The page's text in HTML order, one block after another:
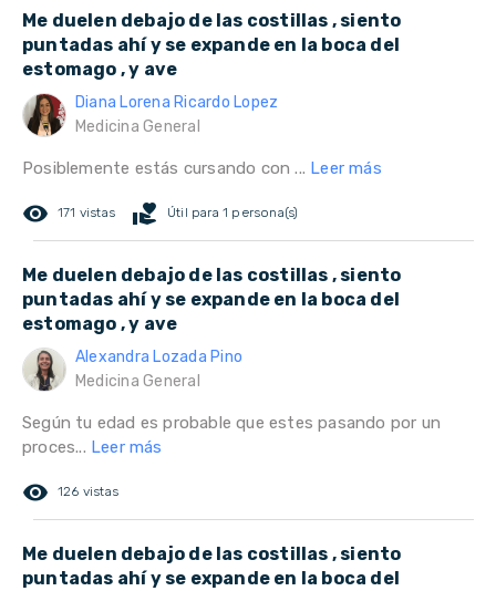
Me duelen debajo de las costillas , siento
puntadas ahí y se expande en la boca del
estomago , y ave
Diana Lorena Ricardo Lopez
Medicina General
Posiblemente estás cursando con ... Leer más
remove_red_eye 171 vistas volunteer_activism Útil para 1 persona(s)
Me duelen debajo de las costillas , siento
puntadas ahí y se expande en la boca del
estomago , y ave
Alexandra Lozada Pino
Medicina General
Según tu edad es probable que estes pasando por un
proces... Leer más
remove_red_eye 126 vistas
Me duelen debajo de las costillas , siento
puntadas ahí y se expande en la boca del